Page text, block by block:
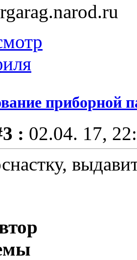
приборной
: 02.04. 17,